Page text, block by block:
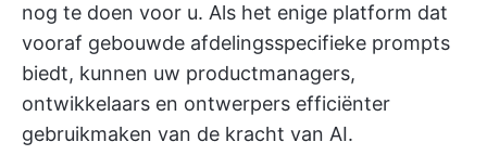
nog te doen voor u. Als het enige platform dat
vooraf gebouwde afdelingsspecifieke prompts
biedt, kunnen uw productmanagers,
ontwikkelaars en ontwerpers efficiënter
gebruikmaken van de kracht van AI.